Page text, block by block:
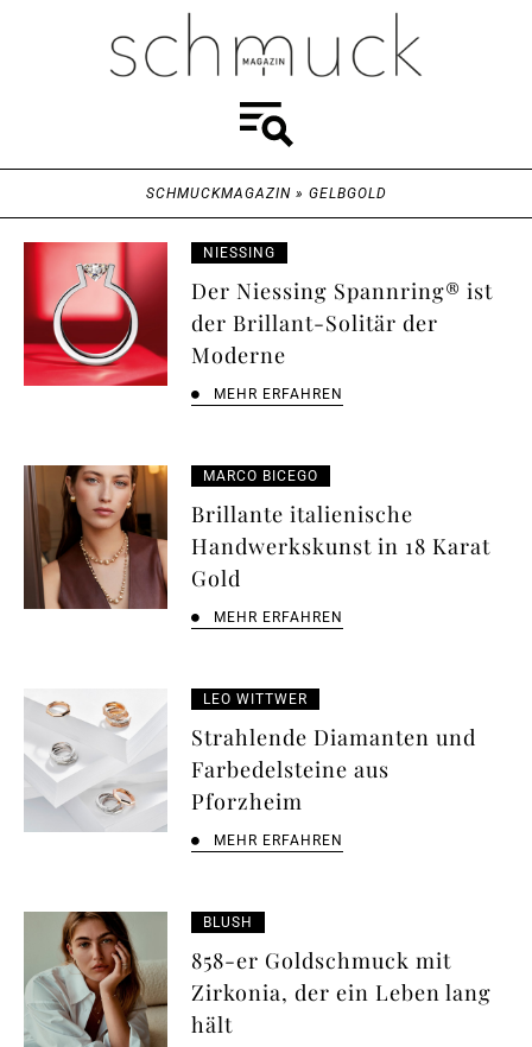
SCHMUCKMAGAZIN» GELBGOLD
NIESSING
Der Niessing Spannring® ist
der Brillant-Solitär der
Moderne
MEHR ERFAHREN
MARCO BICEGO
Brillante italienische
Handwerkskunst in 18 Karat
Gold
MEHR ERFAHREN
LEO WITTWER
Strahlende Diamanten und
Farbedelsteine aus
Pforzheim
MEHR ERFAHREN
BLUSH
858-er Goldschmuck mit
Zirkonia, der ein Leben lang
hält